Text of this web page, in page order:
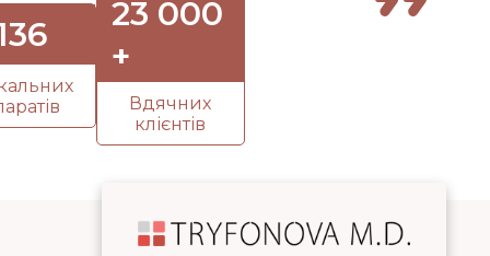
23 000
+
Вдячних
клієнтів